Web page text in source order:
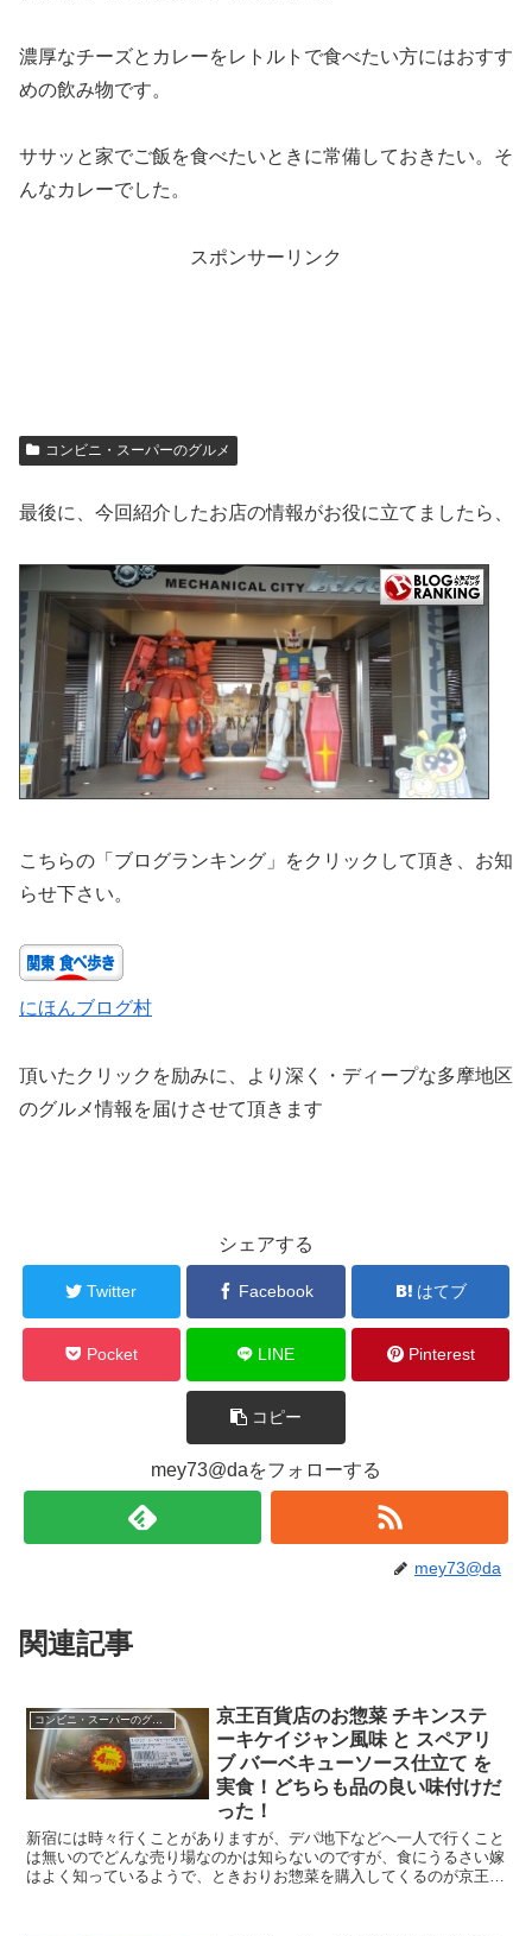
濃厚なチーズとカレーをレトルトで食べたい方にはおすす
めの飲み物です。
ササッと家でご飯を食べたいときに常備しておきたい。そ
んなカレーでした。
スポンサーリンク
コンビニ・スーパーのグルメ
最後に、今回紹介したお店の情報がお役に立てましたら、
こちらの「ブログランキング」をクリックして頂き、お知
らせ下さい。
にほんブログ村
頂いたクリックを励みに、より深く・ディープな多摩地区
のグルメ情報を届けさせて頂きます
シェアする
Twitter Facebook はてブ
Pocket LINE Pinterest
コピー
mey73@daをフォローする
mey73@da
関連記事
コンビニ・スーパーのグルメ
京王百貨店のお惣菜 チキンステ
ーキケイジャン風味 と スペアリ
ブ バーベキューソース仕立て を
実食！どちらも品の良い味付けだ
った！
新宿には時々行くことがありますが、デパ地下などへ一人で行くこと
は無いのでどんな売り場なのかは知らないのですが、食にうるさい嫁
はよく知っているようで、ときおりお惣菜を購入してくるのが京王百